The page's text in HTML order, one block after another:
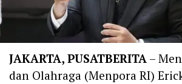
JAKARTA, PUSATBERITA –
dan Olahraga (Menpora RI)